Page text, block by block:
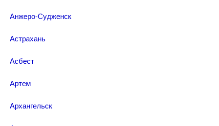
Анжеро-Судженск
Астрахань
Асбест
Артем
Архангельск